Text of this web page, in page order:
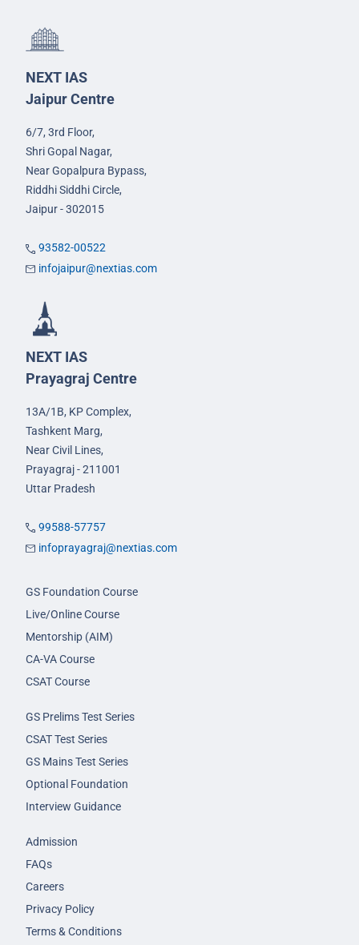
NEXT IAS
Jaipur Centre
6/7, 3rd Floor,
Shri Gopal Nagar,
Near Gopalpura Bypass,
Riddhi Siddhi Circle,
Jaipur - 302015
93582-00522
infojaipur@nextias.com
NEXT IAS
Prayagraj Centre
13A/1B, KP Complex,
Tashkent Marg,
Near Civil Lines,
Prayagraj - 211001
Uttar Pradesh
99588-57757
infoprayagraj@nextias.com
GS Foundation Course
Live/Online Course
Mentorship (AIM)
CA-VA Course
CSAT Course
GS Prelims Test Series
CSAT Test Series
GS Mains Test Series
Optional Foundation
Interview Guidance
Admission
FAQs
Careers
Privacy Policy
Terms & Conditions